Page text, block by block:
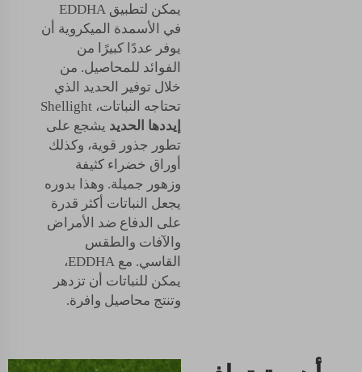
يمكن لتطبيق EDDHA
في الأسمدة الميكروية أن
يوفر عددًا كبيرًا من
الفوائد للمحاصيل. من
خلال توفير الحديد الذي
تحتاجه النباتات، Shellight
إيددها الحديد يشجع على
تطور جذور قوية، وكذلك
أوراق خضراء كثيفة
وزهور جميلة. وهذا بدوره
يجعل النباتات أكثر قدرة
على الدفاع ضد الأمراض
والآفات والطقس
القاسي. مع EDDHA،
يمكن للنباتات أن تزدهر
وتنتج محاصيل وافرة.